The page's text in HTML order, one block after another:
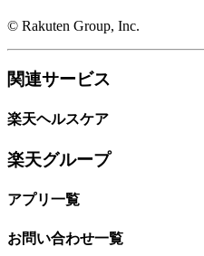
© Rakuten Group, Inc.
関連サービス
楽天ヘルスケア
楽天グループ
アプリ一覧
お問い合わせ一覧